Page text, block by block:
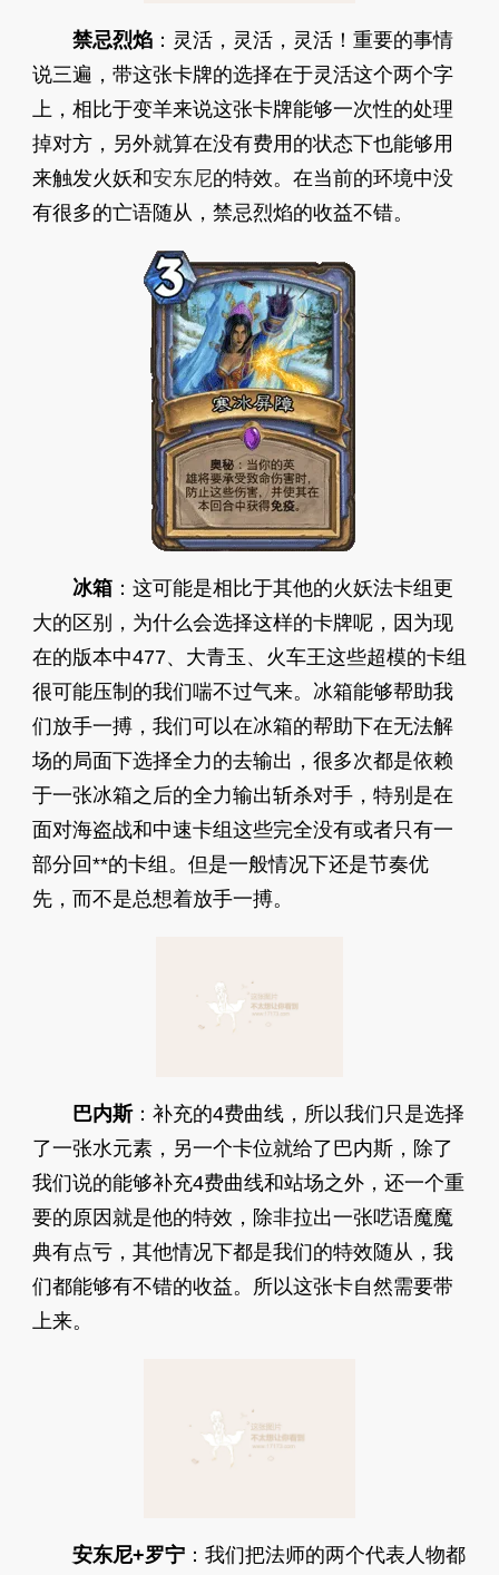
禁忌烈焰：灵活，灵活，灵活！重要的事情
说三遍，带这张卡牌的选择在于灵活这个两个字
上，相比于变羊来说这张卡牌能够一次性的处理
掉对方，另外就算在没有费用的状态下也能够用
来触发火妖和安东尼的特效。在当前的环境中没
有很多的亡语随从，禁忌烈焰的收益不错。
冰箱：这可能是相比于其他的火妖法卡组更
大的区别，为什么会选择这样的卡牌呢，因为现
在的版本中477、大青玉、火车王这些超模的卡组
很可能压制的我们喘不过气来。冰箱能够帮助我
们放手一搏，我们可以在冰箱的帮助下在无法解
场的局面下选择全力的去输出，很多次都是依赖
于一张冰箱之后的全力输出斩杀对手，特别是在
面对海盗战和中速卡组这些完全没有或者只有一
部分回**的卡组。但是一般情况下还是节奏优
先，而不是总想着放手一搏。
巴内斯：补充的4费曲线，所以我们只是选择
了一张水元素，另一个卡位就给了巴内斯，除了
我们说的能够补充4费曲线和站场之外，还一个重
要的原因就是他的特效，除非拉出一张呓语魔魔
典有点亏，其他情况下都是我们的特效随从，我
们都能够有不错的收益。所以这张卡自然需要带
上来。
安东尼+罗宁：我们把法师的两个代表人物都